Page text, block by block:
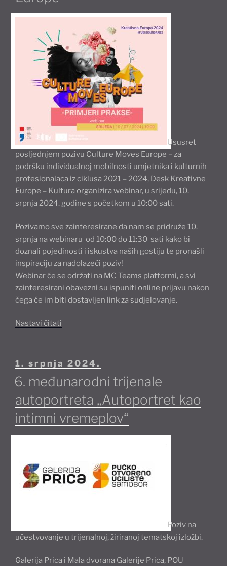
Ususret
posljednjem pozivu Culture Moves Europe – za
podršku individualnoj mobilnosti umjetnika i kulturnih
profesionalaca iz ciklusa 2021 – 2024, Desk Kreativne
Europe – Kultura organizira webinar, u srijedu, 10.
srpnja 2024. godine s početkom u 10:00 sati.
Pozivamo sve zainteresirane da nam se pridruže 10.
srpnja na webinaru od 10:00 do 11:30 sati kako bi
doznali pojedinosti i iskustva naših gostiju te pronašli
inspiraciju za nadolazeći poziv!
Webinar će se održati na MC Teams platformi, a svi
zainteresirani obavezni su ispuniti online prijavu nakon
čega će im biti dostavljen link za sudjelovanje.
Nastavi čitati
Culture
Europe”
Objavljeno
1. srpnja 2024.
6. međunarodni trijenale
autoportreta „Autoportret kao
intimni vremeplov“
Poziv na
učestvovanje u trijenalnoj, žiriranoj tematskoj izložbi.
Galerija Prica i Mala dvorana Galerije Prica, POU